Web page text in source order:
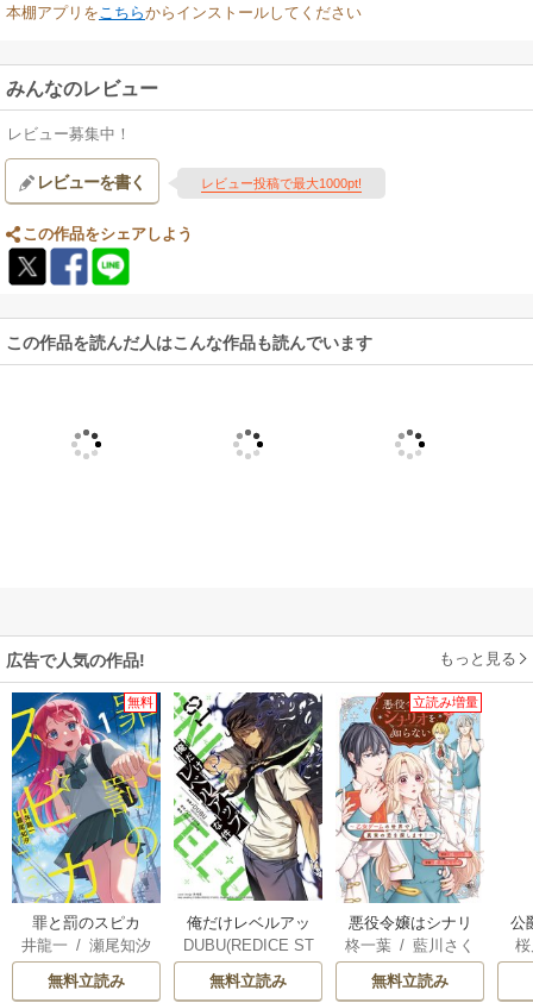
本棚アプリをこちらからインストールしてください
みんなのレビュー
レビュー募集中！
レビューを書く レビュー投稿で最大1000pt!
この作品をシェアしよう
この作品を読んだ人はこんな作品も読んでいます
広告で人気の作品! もっと見る
無料
罪と罰のスピカ
井龍一 /瀬尾知汐
無料立読み
俺だけレベルアッ
プな件
DUBU(REDICE ST
UDIO)
/ Chugong
h-goon
無料立読み
立読み増量
悪役令嬢はシナリ
オを知らない ～乙
女ゲームの世界で
真実の恋を探しま
柊一葉 /藍川さく
ら
無料立読み
公
は